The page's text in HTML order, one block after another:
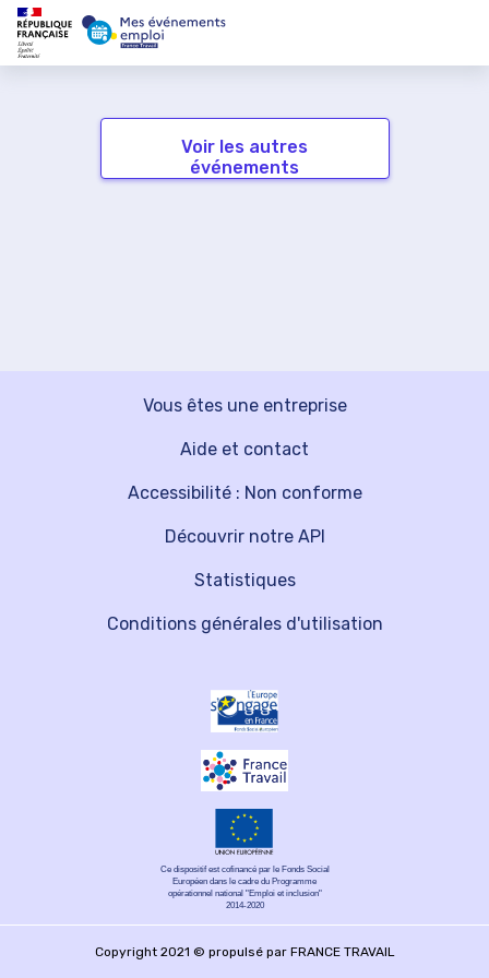
Voir les autres
événements
Vous êtes une entreprise
Découvrir notre API
Aide et contact
Statistiques
Accessibilité : Non conforme
Conditions générales d'utilisation
Ce dispositif est cofinancé par le Fonds Social
Européen dans le cadre du Programme
opérationnel national "Emploi et inclusion"
2014-2020
Copyright 2021 © propulsé par FRANCE TRAVAIL